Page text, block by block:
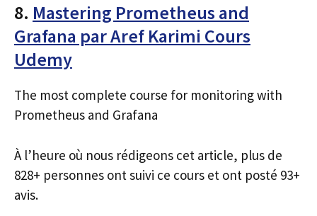
8. Mastering Prometheus and
Grafana par Aref Karimi Cours
Udemy
The most complete course for monitoring with
Prometheus and Grafana
À l’heure où nous rédigeons cet article, plus de
828+ personnes ont suivi ce cours et ont posté 93+
avis.